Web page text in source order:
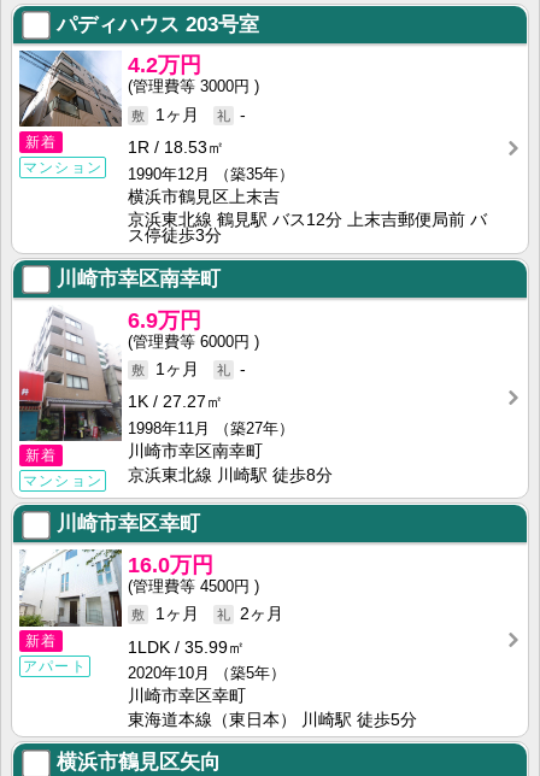
パディハウス 203号室
新着
マンション
4.2万円
3000円
1ヶ月
-
1R
18.53㎡
1990年12月
（築35年）
横浜市鶴見区上末吉
京浜東北線 鶴見駅 バス12分 上末吉郵便局前 バ
ス停徒歩3分
川崎市幸区南幸町
新着
マンション
6.9万円
6000円
1ヶ月
-
1K
27.27㎡
1998年11月
（築27年）
川崎市幸区南幸町
京浜東北線 川崎駅 徒歩8分
川崎市幸区幸町
新着
アパート
16.0万円
4500円
1ヶ月
2ヶ月
1LDK
35.99㎡
2020年10月
（築5年）
川崎市幸区幸町
東海道本線（東日本） 川崎駅 徒歩5分
横浜市鶴見区矢向